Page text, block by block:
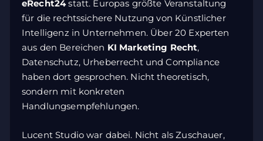
eRecht24statt. Europas größte Veranstaltung
für die rechtssichere Nutzung von Künstlicher
Intelligenz in Unternehmen. Über 20 Experten
aus den Bereichen KI Marketing Recht,
Datenschutz, Urheberrecht und Compliance
haben dort gesprochen. Nicht theoretisch,
sondern mit konkreten
Handlungsempfehlungen.
Lucent Studio war dabei. Nicht als Zuschauer,